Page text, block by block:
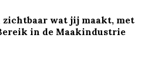
zichtbaar wat jij maakt, met
in de Maakindustrie